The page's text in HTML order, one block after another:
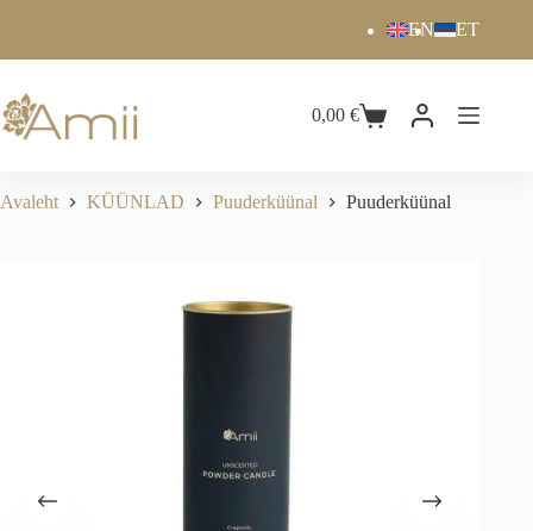
EN ET
0,00€
Avaleht KÜÜNLAD Puuderküünal Puuderküünal